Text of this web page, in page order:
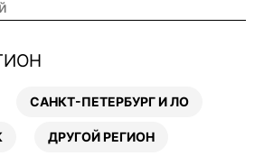
САНКТ-ПЕТЕРБУРГ И ЛО
ДРУГОЙ РЕГИОН